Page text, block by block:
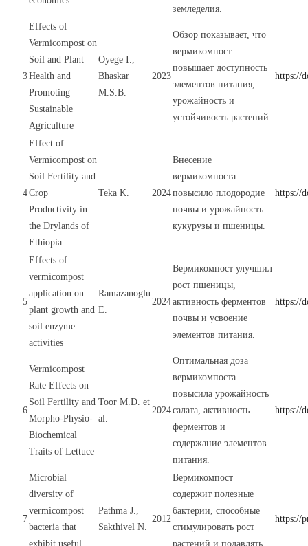
земледелия.
3
Effects of
Vermicompost on
Soil and Plant
Health and
Promoting
Sustainable
Agriculture
Oyege I.,
Bhaskar
M.S.B.
2023
Обзор показывает, что
вермикомпост
повышает доступность
элементов питания,
урожайность и
устойчивость растений.
https://
4
Effect of
Vermicompost on
Soil Fertility and
Crop
Productivity in
the Drylands of
Ethiopia
Teka K. 2024
Внесение
вермикомпоста
повысило плодородие
почвы и урожайность
кукурузы и пшеницы.
https://
5
Effects of
vermicompost
application on
plant growth and
soil enzyme
activities
Ramazanoglu
E.
2024
Вермикомпост улучшил
рост пшеницы,
активность ферментов
почвы и усвоение
элементов питания.
https://
6
Vermicompost
Rate Effects on
Soil Fertility and
Morpho-Physio-
Biochemical
Traits of Lettuce
Toor M.D. et
al.
2024
Оптимальная доза
вермикомпоста
повысила урожайность
салата, активность
ферментов и
содержание элементов
питания.
https://
7
Microbial
diversity of
vermicompost
bacteria that
exhibit useful
Pathma J.,
Sakthivel N.
2012
Вермикомпост
содержит полезные
бактерии, способные
стимулировать рост
растений и подавлять
https://